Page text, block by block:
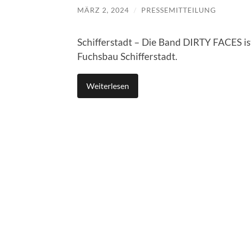
MÄRZ 2, 2024 / PRESSEMITTEILUNG
Schifferstadt – Die Band DIRTY FACES
Fuchsbau Schifferstadt.
Weiterlesen